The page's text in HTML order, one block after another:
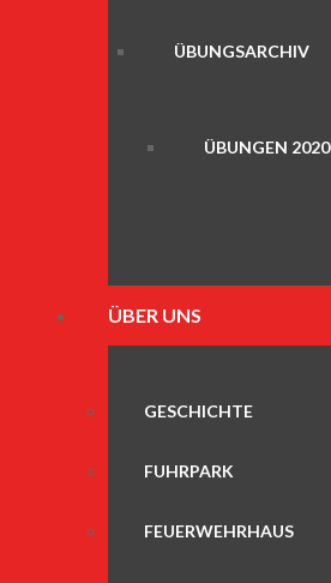
ÜBUNGSARCHIV
ÜBUNGEN 2020
ÜBER UNS
GESCHICHTE
FUHRPARK
FEUERWEHRHAUS